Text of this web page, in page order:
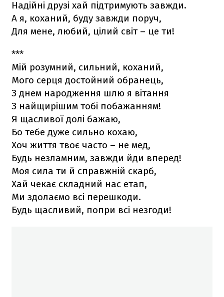
Надійні друзі хай підтримують завжди.
А я, коханий, буду завжди поруч,
Для мене, любий, цілий світ – це ти!
***
Мій розумний, сильний, коханий,
Мого серця достойний обранець,
З днем народження шлю я вітання
З найщирішим тобі побажанням!
Я щасливої долі бажаю,
Бо тебе дуже сильно кохаю,
Хоч життя твоє часто – не мед,
Будь незламним, завжди йди вперед!
Моя сила ти й справжній скарб,
Хай чекає складний нас етап,
Ми здолаємо всі перешкоди.
Будь щасливий, попри всі незгоди!